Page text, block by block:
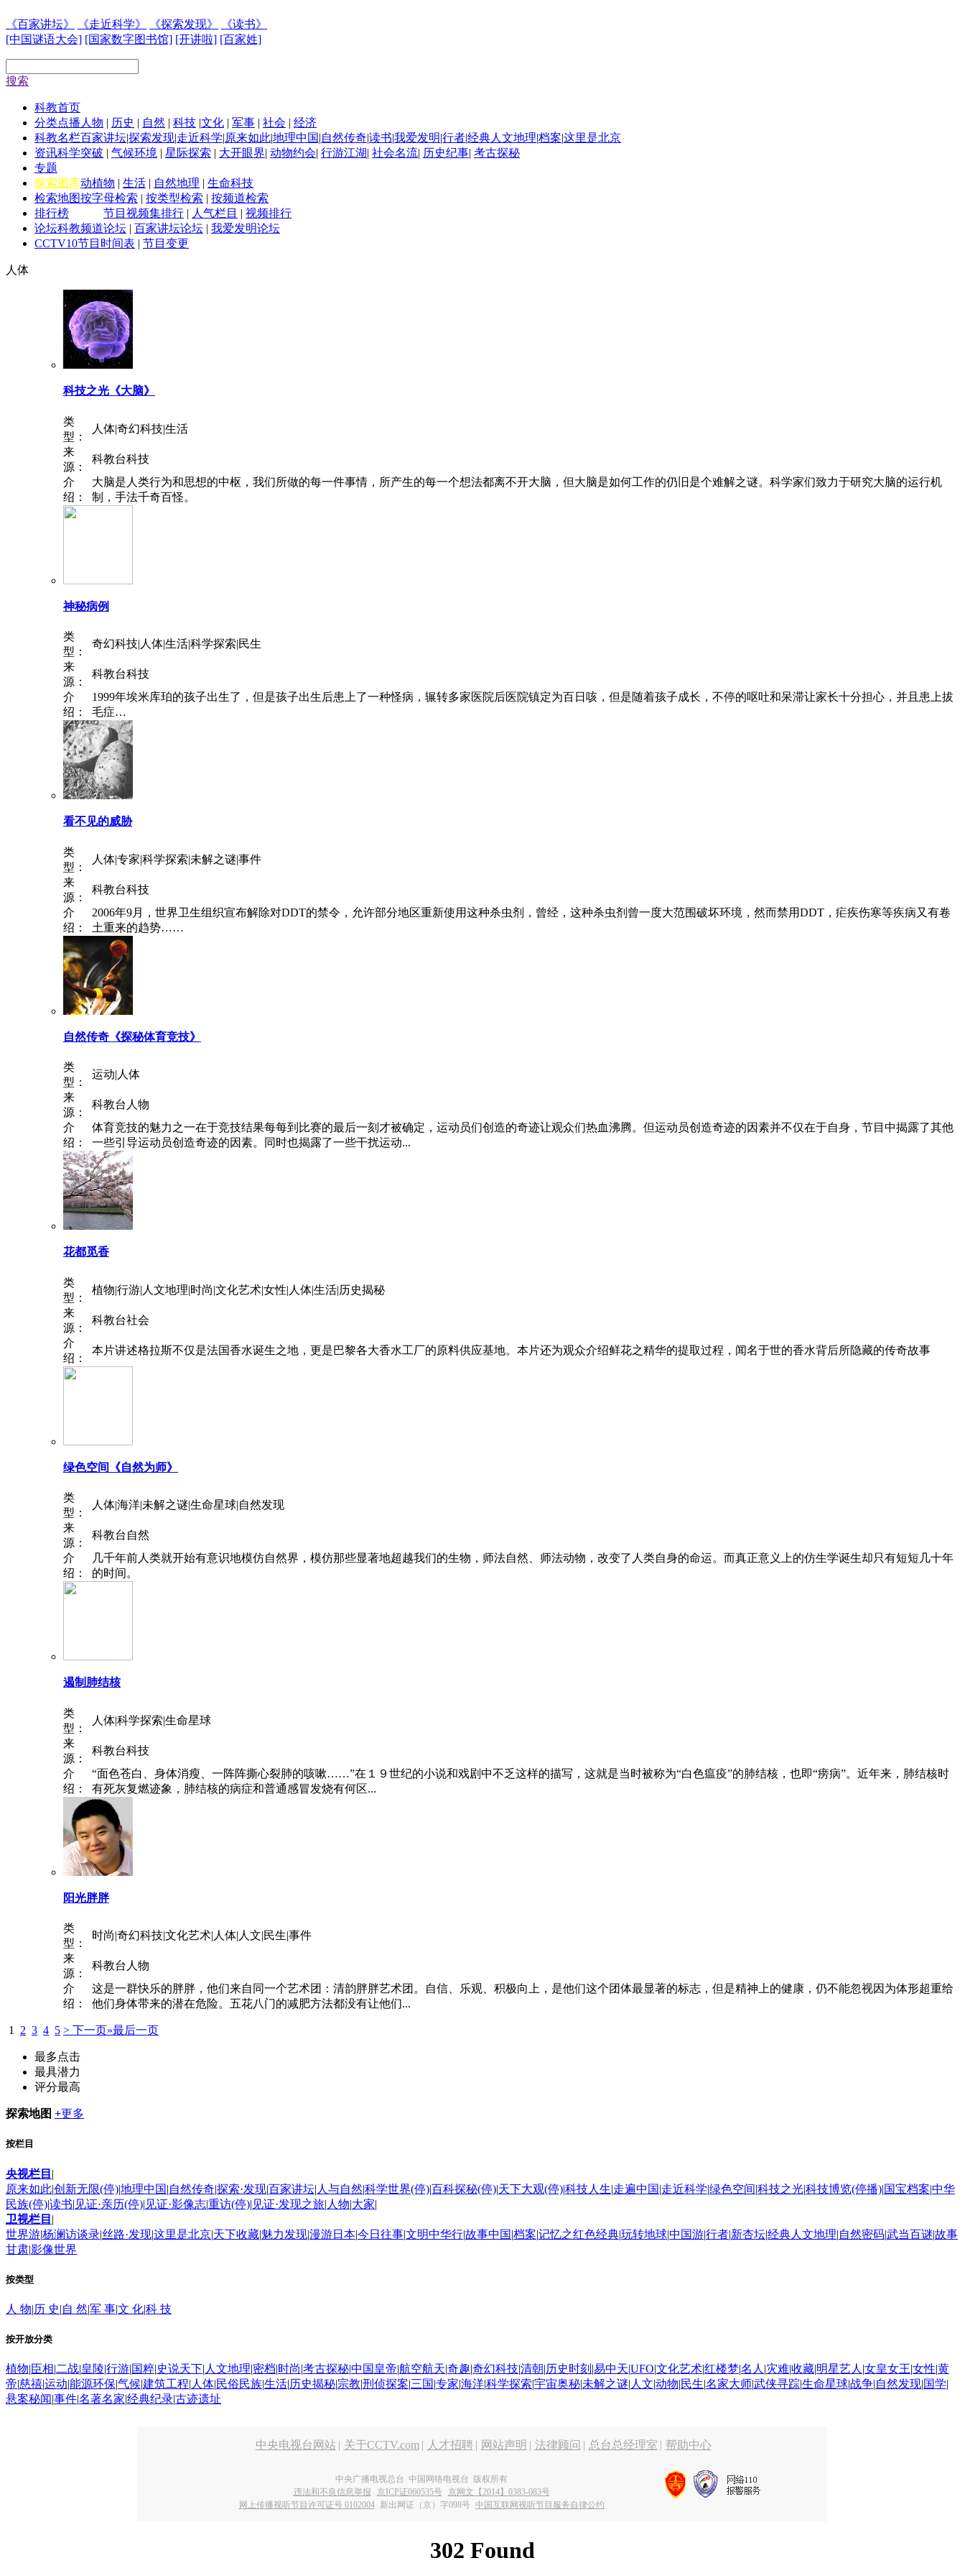
《百家讲坛》 《走近科学》 《探索发现》
《读书》
[中国谜语大会] [国家数字图书馆] [开讲啦] [百家姓]
搜索
科教首页
分类点播 人物 | 历史 | 自然 | 科技 |文化 | 军事 | 社会 | 经济
科教名栏百家讲坛|探索发现|走近科学|原来如此|地理中国|自然传奇|读书|我爱发明|行者|经典人文地理|档案|这里是北京
资讯科学突破 | 气候环境 | 星际探索 | 大开眼界| 动物约会| 行游江湖| 社会名流| 历史纪事| 考古探秘
专题
探索图库动植物 | 生活 | 自然地理 | 生命科技
检索地图按字母检索 | 按类型检索 | 按频道检索
排行榜
节目视频集排行 | 人气栏目 | 视频排行
论坛科教频道论坛 | 百家讲坛论坛 | 我爱发明论坛
CCTV10节目时间表 | 节目变更
人体
科技之光《大脑》
类
型：
人体|奇幻科技|生活
来
源：
科教台科技
介
绍：
大脑是人类行为和思想的中枢，我们所做的每一件事情，所产生的每一个想法都离不开大脑，但大脑是如何工作的仍旧是个难解之谜。科学家们致力于研究大脑的运行机
制，手法千奇百怪。
神秘病例
类
型：
奇幻科技|人体|生活|科学探索|民生
来
源：
科教台科技
介
绍：
1999年埃米库珀的孩子出生了，但是孩子出生后患上了一种怪病，辗转多家医院后医院镇定为百日咳，但是随着孩子成长，不停的呕吐和呆滞让家长十分担心，并且患上拔
毛症…
看不见的威胁
类
型：
人体|专家|科学探索|未解之谜|事件
来
源：
科教台科技
介
绍：
2006年9月，世界卫生组织宣布解除对DDT的禁令，允许部分地区重新使用这种杀虫剂，曾经，这种杀虫剂曾一度大范围破坏环境，然而禁用DDT，疟疾伤寒等疾病又有卷
土重来的趋势……
自然传奇《探秘体育竞技》
类
型：
运动|人体
来
源：
科教台人物
介
绍：
体育竞技的魅力之一在于竞技结果每每到比赛的最后一刻才被确定，运动员们创造的奇迹让观众们热血沸腾。但运动员创造奇迹的因素并不仅在于自身，节目中揭露了其他
一些引导运动员创造奇迹的因素。同时也揭露了一些干扰运动...
花都觅香
类
型：
植物|行游|人文地理|时尚|文化艺术|女性|人体|生活|历史揭秘
来
源：
科教台社会
介
绍：
本片讲述格拉斯不仅是法国香水诞生之地，更是巴黎各大香水工厂的原料供应基地。本片还为观众介绍鲜花之精华的提取过程，闻名于世的香水背后所隐藏的传奇故事
绿色空间《自然为师》
类
型：
人体|海洋|未解之谜|生命星球|自然发现
来
源：
科教台自然
介
绍：
几千年前人类就开始有意识地模仿自然界，模仿那些显著地超越我们的生物，师法自然、师法动物，改变了人类自身的命运。而真正意义上的仿生学诞生却只有短短几十年
的时间。
遏制肺结核
类
型：
人体|科学探索|生命星球
来
源：
科教台科技
介
绍：
“面色苍白、身体消瘦、一阵阵撕心裂肺的咳嗽……”在１９世纪的小说和戏剧中不乏这样的描写，这就是当时被称为“白色瘟疫”的肺结核，也即“痨病”。近年来，肺结核时
有死灰复燃迹象，肺结核的病症和普通感冒发烧有何区...
阳光胖胖
类
型：
时尚|奇幻科技|文化艺术|人体|人文|民生|事件
来
源：
科教台人物
介
绍：
这是一群快乐的胖胖，他们来自同一个艺术团：清韵胖胖艺术团。自信、乐观、积极向上，是他们这个团体最显著的标志，但是精神上的健康，仍不能忽视因为体形超重给
他们身体带来的潜在危险。五花八门的减肥方法都没有让他们...
1 2 3 4 5 > 下一页»最后一页
最多点击
最具潜力
评分最高
探索地图 +更多
按栏目
央视栏目 |
原来如此|创新无限(停)|地理中国|自然传奇|探索·发现|百家讲坛| 人与自然|科学世界(停)|百科探秘(停)|天下大观(停)|科技人生|走遍中国|走近科学|绿色空间|科技之光|科技博览(停播)|国宝档案|中华
民族(停)|读书| 见证·亲历(停)| 见证·影像志|重访(停)| 见证·发现之旅| 人物|大家|
卫视栏目 |
世界游|杨澜访谈录|丝路·发现|这里是北京|天下收藏|魅力发现|漫游日本|今日往事|文明中华行|故事中国|档案|记忆之红色经典|玩转地球|中国游|行者|新杏坛|经典人文地理|自然密码|武当百谜|故事
甘肃|影像世界
按类型
人 物|历 史|自 然|军 事|文 化|科 技
按开放分类
植物|臣相|二战|皇陵|行游|国粹|史说天下| 人文地理|密档|时尚|考古探秘|中国皇帝|航空航天|奇趣|奇幻科技|清朝|历史时刻 |易中天|UFO|文化艺术|红楼梦|名人 |灾难|收藏|明星艺人 |女皇女王|女性|黄
帝|慈禧|运动|能源环保|气候|建筑工程| 人体|民俗民族|生活|历史揭秘|宗教|刑侦探案|三国|专家|海洋|科学探索|宇宙奥秘|未解之谜| 人文|动物|民生|名家大师|武侠寻踪|生命星球|战争|自然发现|国学|
悬案秘闻|事件|名著名家|经典纪录|古迹遗址
中央电视台网站 | 关于CCTV.com | 人才招聘 | 网站声明 | 法律顾问 | 总台总经理室 | 帮助中心
中央广播电视总台 中国网络电视台 版权所有
违法和不良信息举报
京ICP证060535号
京网文【2014】0383-083号
网上传播视听节目许可证号 0102004 新出网证（京）字098号 中国互联网视听节目服务自律公约
302 Found